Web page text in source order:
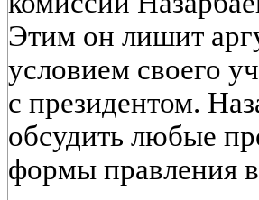
Этим он лишит
условием своего
с президентом.
обсудить любые
формы правления в